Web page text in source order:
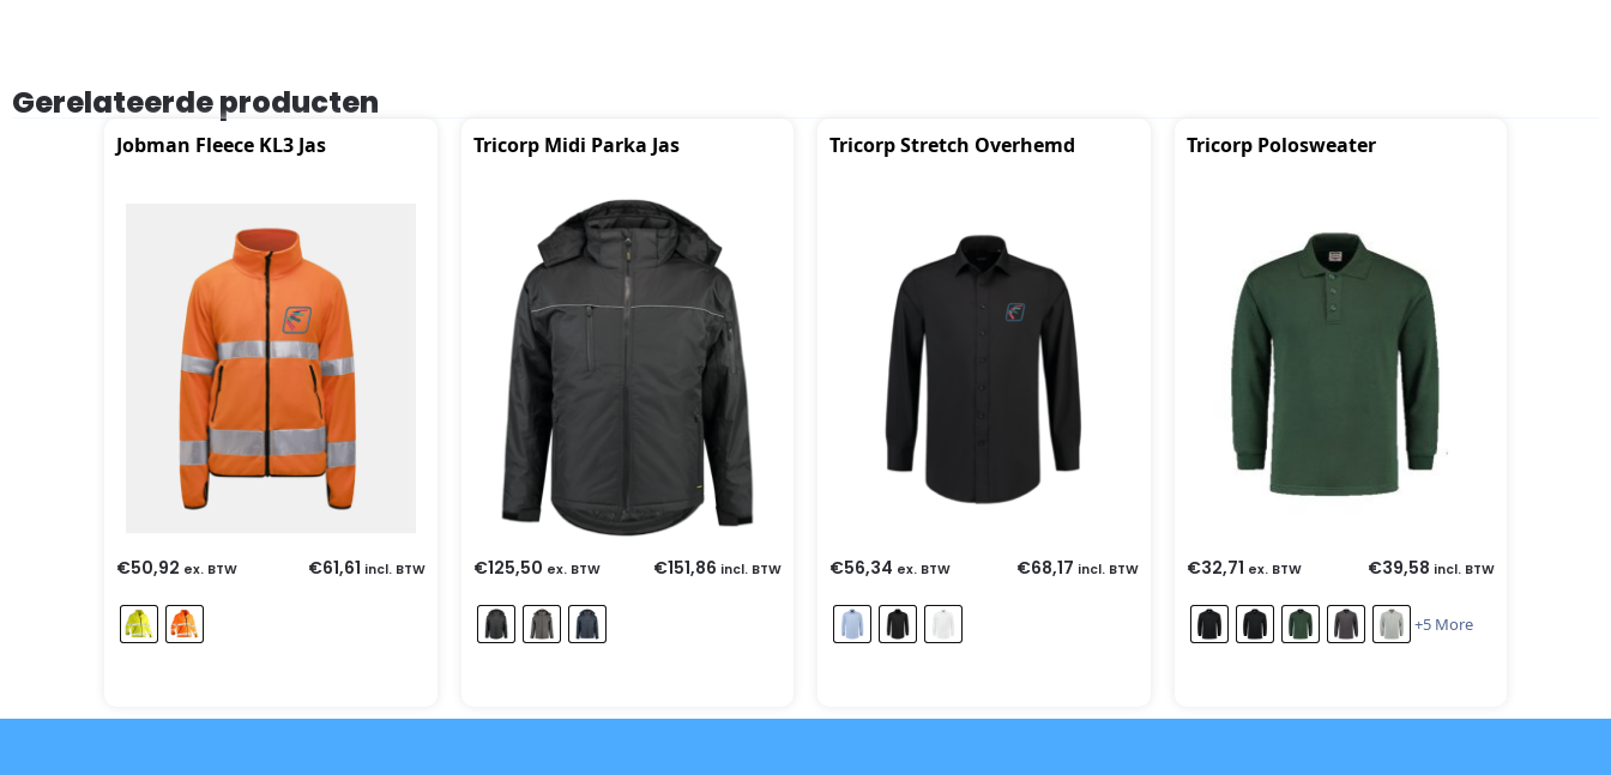
Gerelateerde producten
Jobman Fleece KL3 Jas
€50,92 ex. BTW €61,61 incl. BTW
Tricorp Midi Parka Jas
€125,50 ex. BTW €151,86 incl. BTW
Tricorp Stretch Overhemd
€56,34 ex. BTW €68,17 incl. BTW
Tricorp Polosweater
€32,71 ex. BTW €39,58 incl. BTW
+5 More